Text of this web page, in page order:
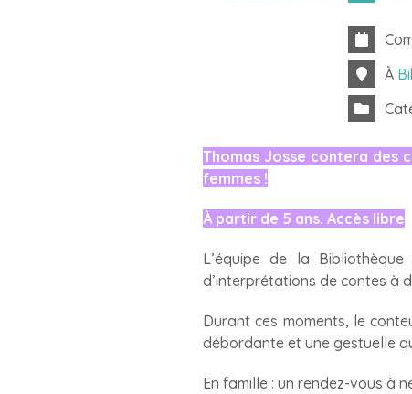
À
Thomas Josse contera des
femmes !
À partir de 5 ans. Accès libre
L’équipe de la
d’interprétations de contes à
Durant ces moments, le
débordante et une gestuelle
En famille : un rendez-vous à